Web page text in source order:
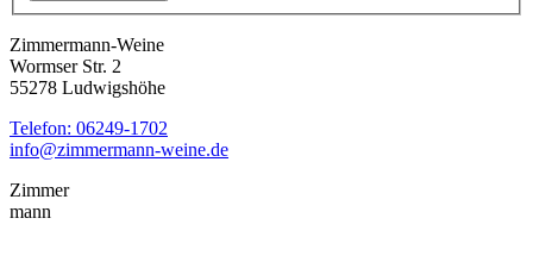
Zimmermann-Weine
Wormser Str. 2
55278 Ludwigshöhe
Telefon: 06249-1702
info@zimmermann-weine.de
Zimmer
mann